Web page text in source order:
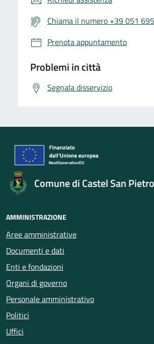
Chiama il numero +39 051
Prenota appuntamento
Problemi in città
Segnala disservizio
Comune di Castel San
AMMINISTRAZIONE
Aree amministrative
Documenti e dati
Enti e fondazioni
Organi di governo
Personale amministrativo
Politici
Uffici